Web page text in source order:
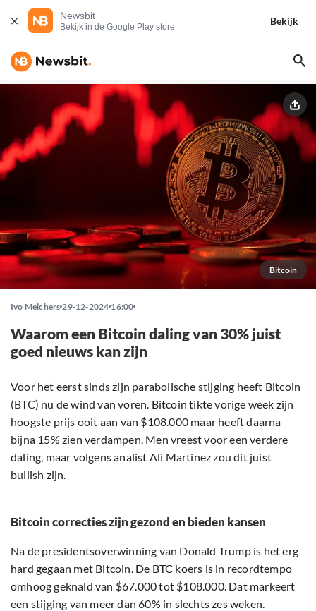
Newsbit
Bekijk in de Google Play store
Bekijk
Bitcoin
Ivo Melchers 29-12-2024 16:00
Waarom een Bitcoin daling van 30% juist
goed nieuws kan zijn
Voor het eerst sinds zijn parabolische stijging heeft Bitcoin
(BTC) nu de wind van voren. Bitcoin tikte vorige week zijn
hoogste prijs ooit aan van $108.000 maar heeft daarna
bijna 15% zien verdampen. Men vreest voor een verdere
daling, maar volgens analist Ali Martinez zou dit juist
bullish zijn.
Bitcoin correcties zijn gezond en bieden kansen
Na de presidentsoverwinning van Donald Trump is het erg
hard gegaan met Bitcoin. De BTC koers is in recordtempo
omhoog geknald van $67.000 tot $108.000. Dat markeert
een stijging van meer dan 60% in slechts zes weken.